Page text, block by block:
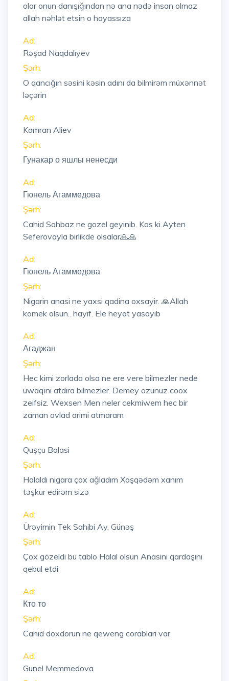
olar onun danışığından nə ana nədə insan olmaz
allah nəhlət etsin o hayassıza
Ad:
Rəşad Naqdalıyev
Şərh:
O qancığın səsini kəsin adını da bilmirəm müxənnət
ləçərin
Ad:
Kamran Aliev
Şərh:
Гунакар о яшлы ненесди
Ad:
Гюнель Агаммедова
Şərh:
Cahid Sahbaz ne gozel geyinib. Kas ki Ayten
Seferovayla birlikde olsalar🙏🙏
Ad:
Гюнель Агаммедова
Şərh:
Nigarin anasi ne yaxsi qadina oxsayir. 🙏Allah
komek olsun.. hayif. Ele heyat yasayib
Ad:
Агаджан
Şərh:
Hec kimi zorlada olsa ne ere vere bilmezler nede
uwaqini atdira bilmezler. Demey ozunuz coox
zeifsiz. Wexsen Men neler cekmiwem hec bir
zaman ovlad arimi atmaram
Ad:
Quşçu Balasi
Şərh:
Halaldı nigara çox ağladım Xoşqədəm xanım
təşkur edirəm sizə
Ad:
Ürəyimin Tek Sahibi Ay. Günəş
Şərh:
Çox gözeldi bu tablo Halal olsun Anasini qardaşını
qebul etdi
Ad:
Кто то
Şərh:
Cahid doxdorun ne qeweng corablari var
Ad:
Gunel Memmedova